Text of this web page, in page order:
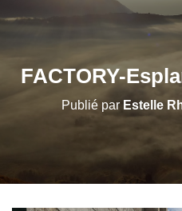
FACTORY-
Publié par Estelle